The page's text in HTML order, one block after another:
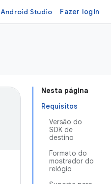
Android Studio Fazer login
Nesta página
Requisitos
Versão do
SDK de
destino
Formato do
mostrador do
relógio